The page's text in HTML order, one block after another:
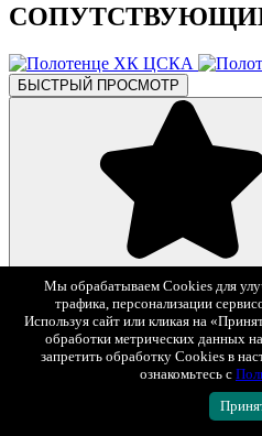
БЫСТРЫЙ ПРОСМОТР
1 990 ₽
Полотенце ХК ЦСКА
Арт. 797169
Мы обрабатываем Cookies для
трафика, персонализации
Используя сайт или кликая на
обработки метрических данных
запретить обработку Cookies в
ознакомьтесь с